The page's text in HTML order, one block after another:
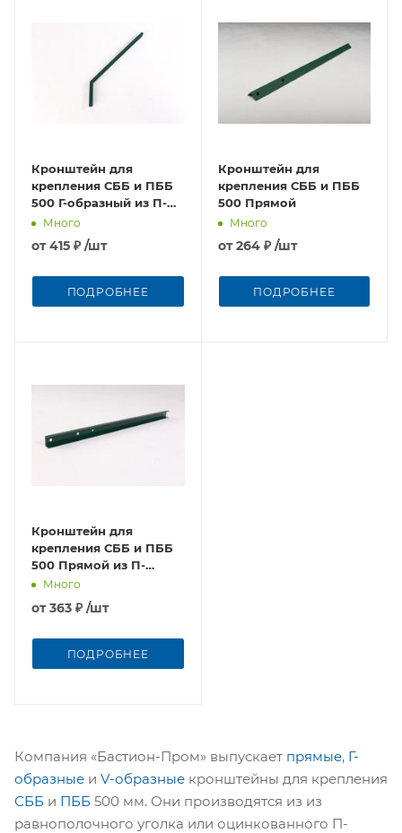
Кронштейн для
крепления СББ и ПББ
500 Г-образный из П-
профиля
Много
от415 ₽ /шт
ПОДРОБНЕЕ
Кронштейн для
крепления СББ и ПББ
500 Прямой
Много
от264 ₽ /шт
ПОДРОБНЕЕ
Кронштейн для
крепления СББ и ПББ
500 Прямой из П-
профиля
Много
от363 ₽ /шт
ПОДРОБНЕЕ
Компания «Бастион-Пром» выпускает прямые, Г-
образные и V-образные кронштейны для крепления
СББ и ПББ 500 мм. Они производятся из из
равнополочного уголка или оцинкованного П-